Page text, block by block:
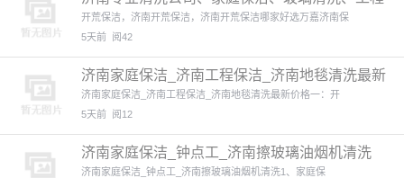
开荒
开荒保洁，济南开荒保洁，济南开荒保洁哪家好选万嘉济南保
5天前 阅42
济南家庭保洁_济南工程保洁_济南地毯清洗最新
价格
济南家庭保洁_济南工程保洁_济南地毯清洗最新价格一：开
5天前 阅12
济南家庭保洁_钟点工_济南擦玻璃油烟机清洗
济南家庭保洁_钟点工_济南擦玻璃油烟机清洗1、家庭保